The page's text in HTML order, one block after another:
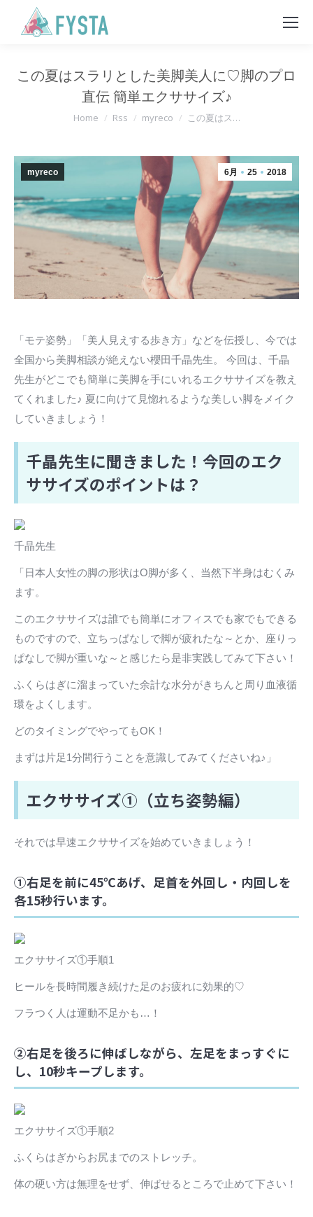
この夏はスラリとした美脚美人に♡脚のプロ
直伝 簡単エクササイズ♪
You are here:
Home Rss myreco この夏はス…
6月 25 2018
myreco
「モテ姿勢」「美人見えする歩き方」などを伝授し、今では
全国から美脚相談が絶えない櫻田千晶先生。 今回は、千晶
先生がどこでも簡単に美脚を手にいれるエクササイズを教え
てくれました♪ 夏に向けて見惚れるような美しい脚をメイク
していきましょう！
千晶先生に聞きました！今回のエク
ササイズのポイントは？
千晶先生
「日本人女性の脚の形状はO脚が多く、当然下半身はむくみ
ます。
このエクササイズは誰でも簡単にオフィスでも家でもできる
ものですので、立ちっぱなしで脚が疲れたな～とか、座りっ
ぱなしで脚が重いな～と感じたら是非実践してみて下さい！
ふくらはぎに溜まっていた余計な水分がきちんと周り血液循
環をよくします。
どのタイミングでやってもOK！
まずは片足1分間行うことを意識してみてくださいね♪」
エクササイズ①（立ち姿勢編）
それでは早速エクササイズを始めていきましょう！
①右足を前に45℃あげ、足首を外回し・内回しを
各15秒行います。
エクササイズ①手順1
ヒールを長時間履き続けた足のお疲れに効果的♡
フラつく人は運動不足かも…！
②右足を後ろに伸ばしながら、左足をまっすぐに
し、10秒キープします。
エクササイズ①手順2
ふくらはぎからお尻までのストレッチ。
体の硬い方は無理をせず、伸ばせるところで止めて下さい！